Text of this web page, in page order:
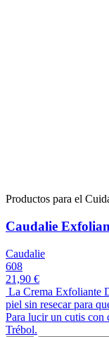
Productos para el
Caudalie
Caudalie
608
21,90 €
La Crema Exfoliante
piel sin resecar para
Para lucir un cutis con
Trébol.